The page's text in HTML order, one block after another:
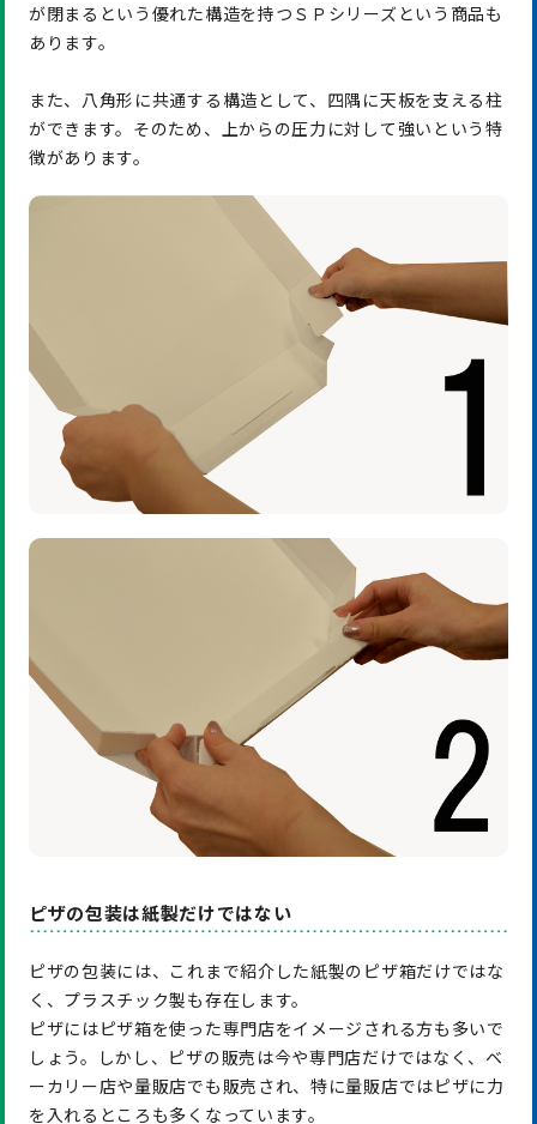
が閉まるという優れた構造を持つＳＰシリーズという商品も
あります。
また、八角形に共通する構造として、四隅に天板を支える柱
ができます。そのため、上からの圧力に対して強いという特
徴があります。
ピザの包装は紙製だけではない
ピザの包装には、これまで紹介した紙製のピザ箱だけではな
く、プラスチック製も存在します。
ピザにはピザ箱を使った専門店をイメージされる方も多いで
しょう。しかし、ピザの販売は今や専門店だけではなく、ベ
ーカリー店や量販店でも販売され、特に量販店ではピザに力
を入れるところも多くなっています。